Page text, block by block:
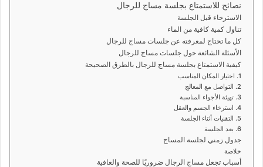
نصائح للاستمتاع بجلسة مساج للرجال
الاسترخاء قبل الجلسة
تناول كمية كافية من الماء
كل ما تحتاج لمعرفته عن جلسات مساج للرجال
الأسئلة الشائعة حول جلسات مساج للرجال
كيفية الاستمتاع بجلسة مساج للرجال بالطرق الصحيحة
1. اختيار المكان المناسب
2. التواصل مع المعالج
3. تهيئة الأجواء المناسبة
4. استرخاء الجسم والعقل
5. التقنيات أثناء الجلسة
6. بعد الجلسة
جدول زمني لجلسة المساج
خلاصة
أسباب تجعل مساج الرجال ضروريًا للصحة والعافية